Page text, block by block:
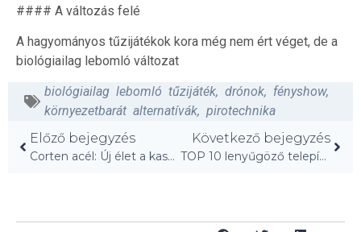
#### A változás felé
A hagyományos tűzijátékok kora még nem ért véget, de a
biológiailag lebomló változat
biológiailag lebomló tűzijáték, drónok, fényshow,
környezetbarát alternatívák, pirotechnika
Előző bejegyzés
Corten acél: Új élet a kasseli régi mosodában!
Következő bejegyzés
TOP 10 lenyűgöző telepítés 2025-ben!